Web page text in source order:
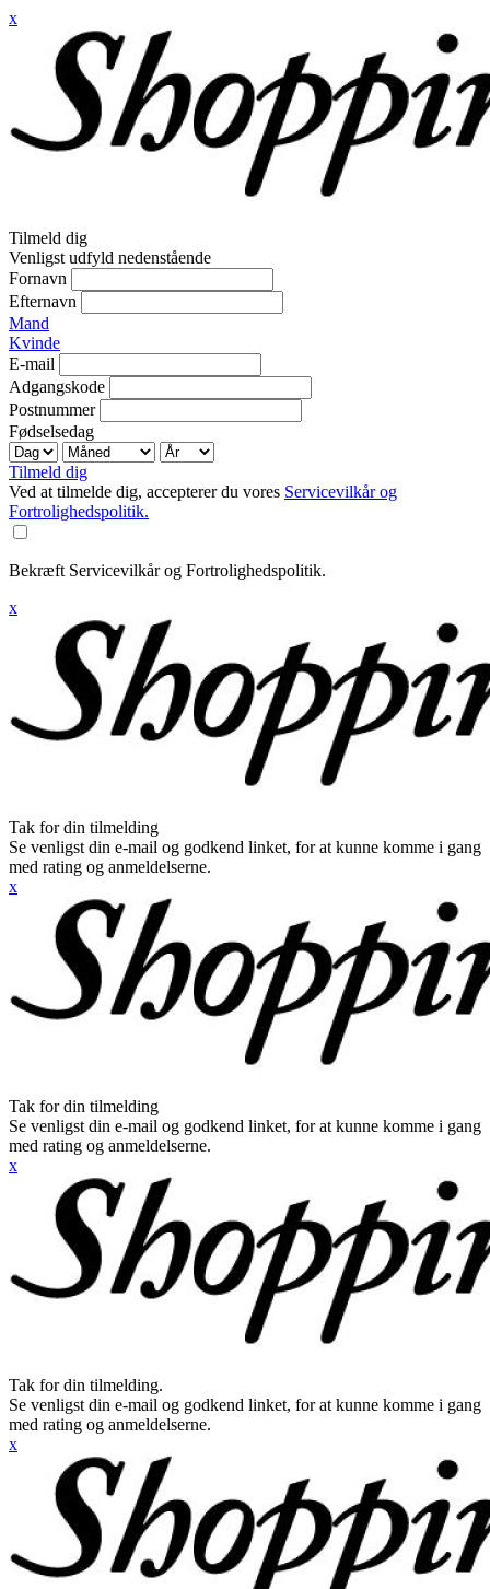
x
Tilmeld dig
Venligst udfyld nedenstående
Fornavn
Efternavn
Mand
Kvinde
E-mail
Adgangskode
Postnummer
Fødselsedag
Tilmeld dig
Ved at tilmelde dig, accepterer du vores Servicevilkår og
Fortrolighedspolitik.
Bekræft Servicevilkår og Fortrolighedspolitik.
x
Tak for din tilmelding
Se venligst din e-mail og godkend linket, for at kunne komme i gang
med rating og anmeldelserne.
x
Tak for din tilmelding
Se venligst din e-mail og godkend linket, for at kunne komme i gang
med rating og anmeldelserne.
x
Tak for din tilmelding.
Se venligst din e-mail og godkend linket, for at kunne komme i gang
med rating og anmeldelserne.
x